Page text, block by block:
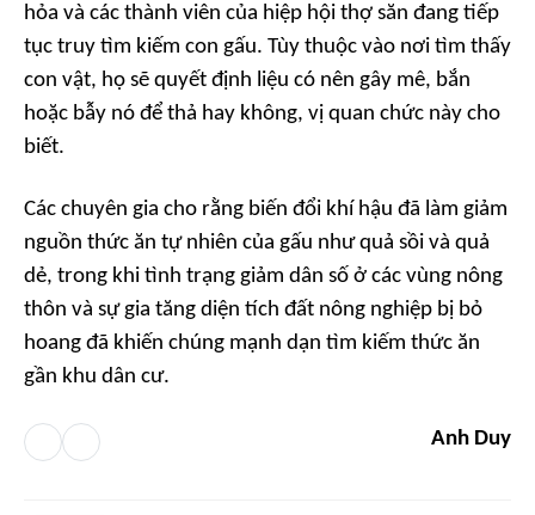
hỏa và các thành viên của hiệp hội thợ săn đang tiếp
tục truy tìm kiếm con gấu. Tùy thuộc vào nơi tìm thấy
con vật, họ sẽ quyết định liệu có nên gây mê, bắn
hoặc bẫy nó để thả hay không, vị quan chức này cho
biết.
Các chuyên gia cho rằng biến đổi khí hậu đã làm giảm
nguồn thức ăn tự nhiên của gấu như quả sồi và quả
dẻ, trong khi tình trạng giảm dân số ở các vùng nông
thôn và sự gia tăng diện tích đất nông nghiệp bị bỏ
hoang đã khiến chúng mạnh dạn tìm kiếm thức ăn
gần khu dân cư.
Anh Duy